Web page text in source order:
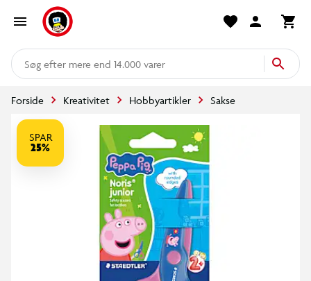
mere end 14.000 varer
Forside Kreativitet Hobbyartikler Sakse
SPAR
25%